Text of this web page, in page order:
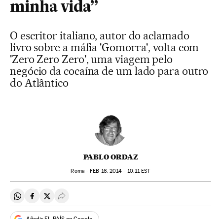
minha vida”
O escritor italiano, autor do aclamado
livro sobre a máfia 'Gomorra', volta com
'Zero Zero Zero', uma viagem pelo
negócio da cocaína de um lado para outro
do Atlântico
PABLO ORDAZ
Roma -FEB 16, 2014 - 10:11EST
Compartir en Whatsapp
Compartir en Facebook
Compartir en Twitter
Desplegar Redes Sociales